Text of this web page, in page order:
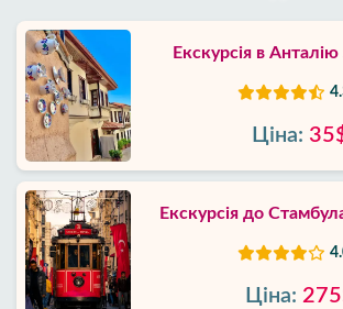
Екскурсія в Анталію
Ціна:
Екскурсія до
Ціна: